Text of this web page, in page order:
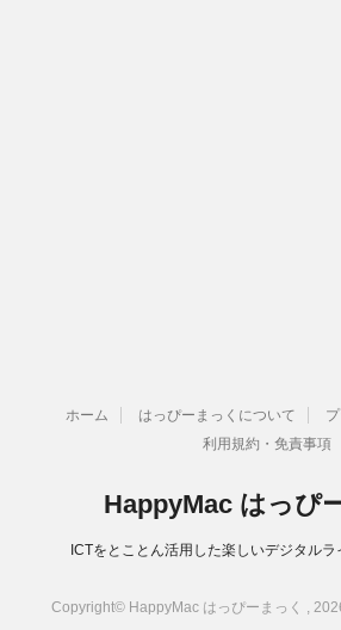
ホーム はっぴーまっくについて
利用規約・免責事項
HappyMac はっぴ
ICTをとことん活用した楽しいデジタルラ
Copyright© HappyMac はっぴーまっく ,